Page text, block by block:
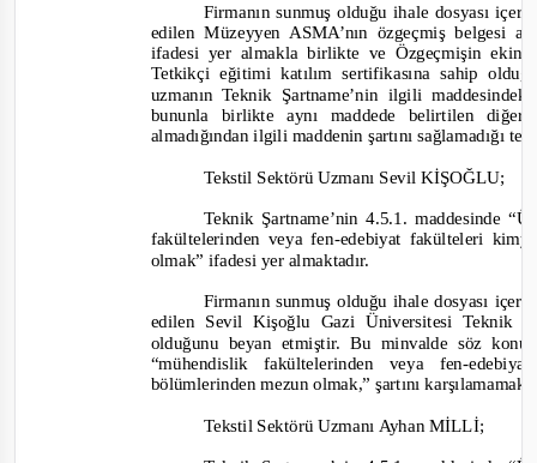
Firmanın sunmuş olduğu ihale dosyası
edilen Müzeyyen ASMA’nın özgeçmiş belgesi
ifadesi yer almakla birlikte ve Özgeçmişin
Tetkikçi eğitimi katılım sertifikasına sahip
uzmanın Teknik Şartname’nin ilgili
bununla birlikte aynı maddede belirtilen
almadığından ilgili maddenin şartını sağlamadığı
Tekstil Sektörü Uzmanı Sevil KİŞOĞLU;
Teknik Şartname’nin 4.5.1. maddesinde
fakültelerinden veya fen-edebiyat fakülteleri
olmak” ifadesi yer almaktadır.
Firmanın sunmuş olduğu ihale dosyası
edilen Sevil Kişoğlu Gazi Üniversitesi
olduğunu beyan etmiştir. Bu minvalde söz
“mühendislik fakültelerinden veya fen-
bölümlerinden mezun olmak,” şartını
Tekstil Sektörü Uzmanı Ayhan MİLLİ;